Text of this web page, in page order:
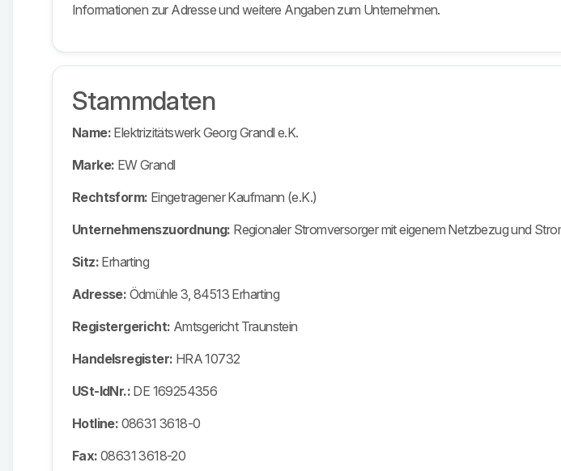
Informationen zur Adresse und weitere Angaben zum Unternehmen.
Stammdaten
Name: Elektrizitätswerk Georg Grandl e.K.
Marke: EW Grandl
Rechtsform: Eingetragener Kaufmann (e.K.)
Unternehmenszuordnung: Regionaler Stromversorger mit eigenem Netzbezug und
Sitz: Erharting
Adresse: Ödmühle 3, 84513 Erharting
Registergericht: Amtsgericht Traunstein
Handelsregister: HRA 10732
USt-IdNr.: DE 169254356
Hotline: 08631 3618-0
Fax: 08631 3618-20